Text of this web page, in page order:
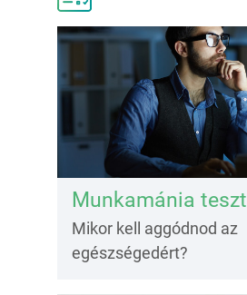
Munkamánia teszt
Mikor kell aggódnod az
egészségedért?